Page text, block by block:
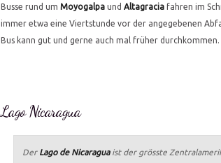
Busse rund um Moyogalpa und Altagracia fahren im
immer etwa eine Viertstunde vor der angegebenen
Bus kann gut und gerne auch mal früher durchkommen.
Lago Nicaragua
Der Lago de Nicaraguaist der grösste